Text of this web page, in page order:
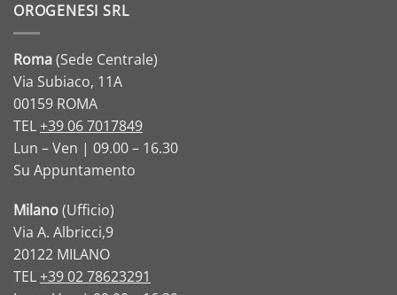
OROGENESI SRL
Roma(Sede Centrale)
Via Subiaco, 11A
00159 ROMA
TEL+39 06 7017849
Lun – Ven | 09.00 – 16.30
Su Appuntamento
Milano(Ufficio)
Via A. Albricci,9
20122 MILANO
TEL+39 02 78623291